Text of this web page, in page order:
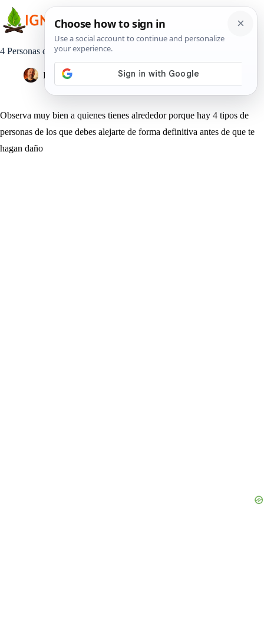
contenido
4 Personas que debes alejar de tu vida lo antes posible
Pedro Lisperguer 4 abril, 2019 Estilo de Vida
Observa muy bien a quienes tienes alrededor porque hay 4 tipos de
personas de los que debes alejarte de forma definitiva antes de que te
hagan daño